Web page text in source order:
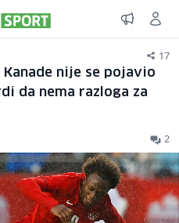
17
nije se pojavio
da nema razloga za
2